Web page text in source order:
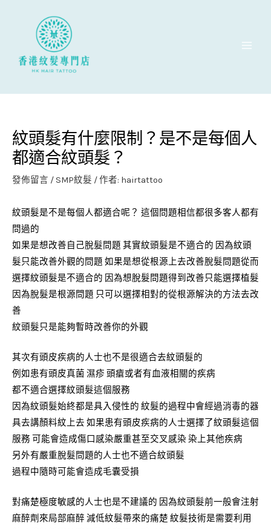
紋頭髮有什麼限制？是不是每個人
都適合紋頭髮？
發佈留言 / SMP紋髮 / 作者: hairtattoo
紋頭髮是不是每個人都適合呢？ 這個問題相信都很多客人都有
問過的
如果是想改善自己脫髮問題 其實紋頭髮是不適合的 因為紋頭
髮只能改善外觀的問題 如果是想從根源上去改善脫髮問題從而
選擇紋頭髮是不適合的 因為想脫髮問題得到改善只能選擇植髮
因為脫髮是根源問題 只可以選擇相對的從根源解決的方法去改
善
紋頭髮只是能夠暫時改善你的外觀
其次有頭皮疾病的人士也不是很適合去紋頭髮的
例如患有頭皮真菌 濕疹 頭瘡或者有血液相關的疾病
都不適合選擇紋頭髮這個服務
因為紋頭髮始終都是具入侵性的 紋髮的過程中會經過消毒的器
具去講顏料紋上去 如果患有頭皮疾病的人士選擇了紋頭髮這個
服務 可能會造成傷口感染嚴重甚至交叉感染 染上其他疾病
另外有嚴重脫髮問題的人士也不適合紋頭髮
過程中隨時可能會造成毛囊受損
對痛楚極度敏感的人士也是不建議的 因為紋頭髮前一般會注射
麻醉劑來局部麻醉 減低紋髮帶來的痛楚 紋髮技術是需要利用